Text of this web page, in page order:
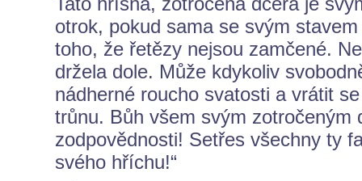
otrok, pokud sama se svým
toho, že řetězy nejsou zamčené.
držela dole. Může kdykoliv
nádherné roucho svatosti a vrátit
trůnu. Bůh všem svým zotročeným
zodpovědnosti! Setřes všechny ty
svého hříchu!“